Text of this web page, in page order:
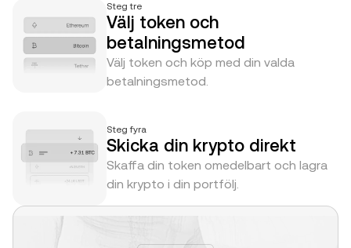
Steg tre
Välj token och
betalningsmetod
Välj token och köp med din valda
betalningsmetod.
Steg fyra
Skicka din krypto direkt
Skaffa din token omedelbart och lagra
din krypto i din portfölj.